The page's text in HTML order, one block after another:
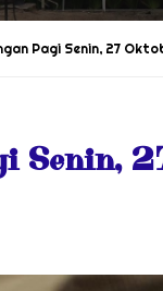
Pagi Senin, 27
Senin,